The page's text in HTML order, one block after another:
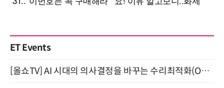
ET Events
[올쇼TV] AI 시대의 의사결정을 바꾸는 수리최적화(Optimization) 소개 (8/20 생방송)